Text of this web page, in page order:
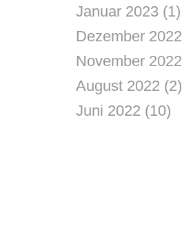
Januar 2023 (1)
Dezember 2022
November 2022
August 2022 (2)
Juni 2022 (10)